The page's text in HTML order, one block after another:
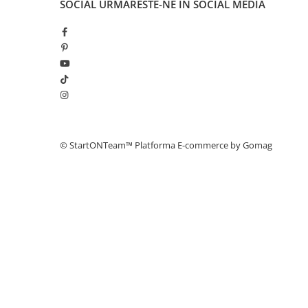
SOCIAL URMARESTE-NE IN SOCIAL MEDIA
© StartONTeam™ Platforma E-commerce by Gomag